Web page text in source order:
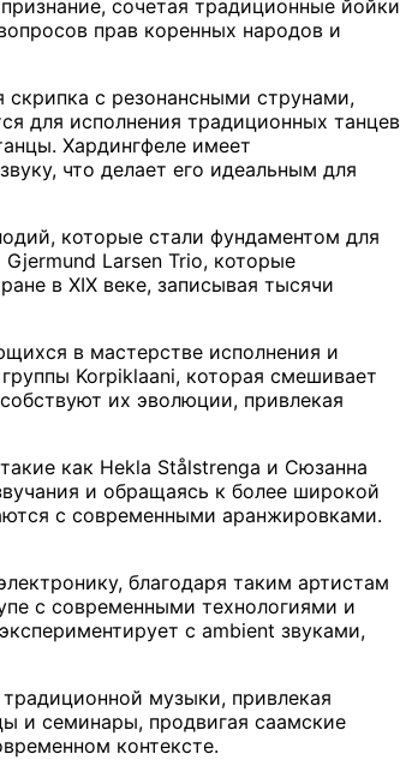
сочетая традиционные йойки
прав коренных народов и
с резонансными струнами,
для исполнения традиционных танцев
Хардингфеле имеет
что делает его идеальным для
которые стали фундаментом для
Larsen Trio, которые
в XIX веке, записывая тысячи
в мастерстве исполнения и
Korpiklaani, которая смешивает
их эволюции, привлекая
как Hekla Stålstrenga и Сюзанна
и обращаясь к более широкой
с современными аранжировками.
благодаря таким артистам
с современными технологиями и
с ambient звуками,
музыки, привлекая
и семинары, продвигая саамские
контексте.